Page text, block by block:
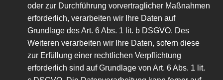
oder zur Durchführung vorvertraglicher Maßnahmen
erforderlich, verarbeiten wir Ihre Daten auf
Grundlage des Art. 6 Abs. 1 lit. b DSGVO. Des
Weiteren verarbeiten wir Ihre Daten, sofern diese
zur Erfüllung einer rechtlichen Verpflichtung
erforderlich sind auf Grundlage von Art. 6 Abs. 1 lit.